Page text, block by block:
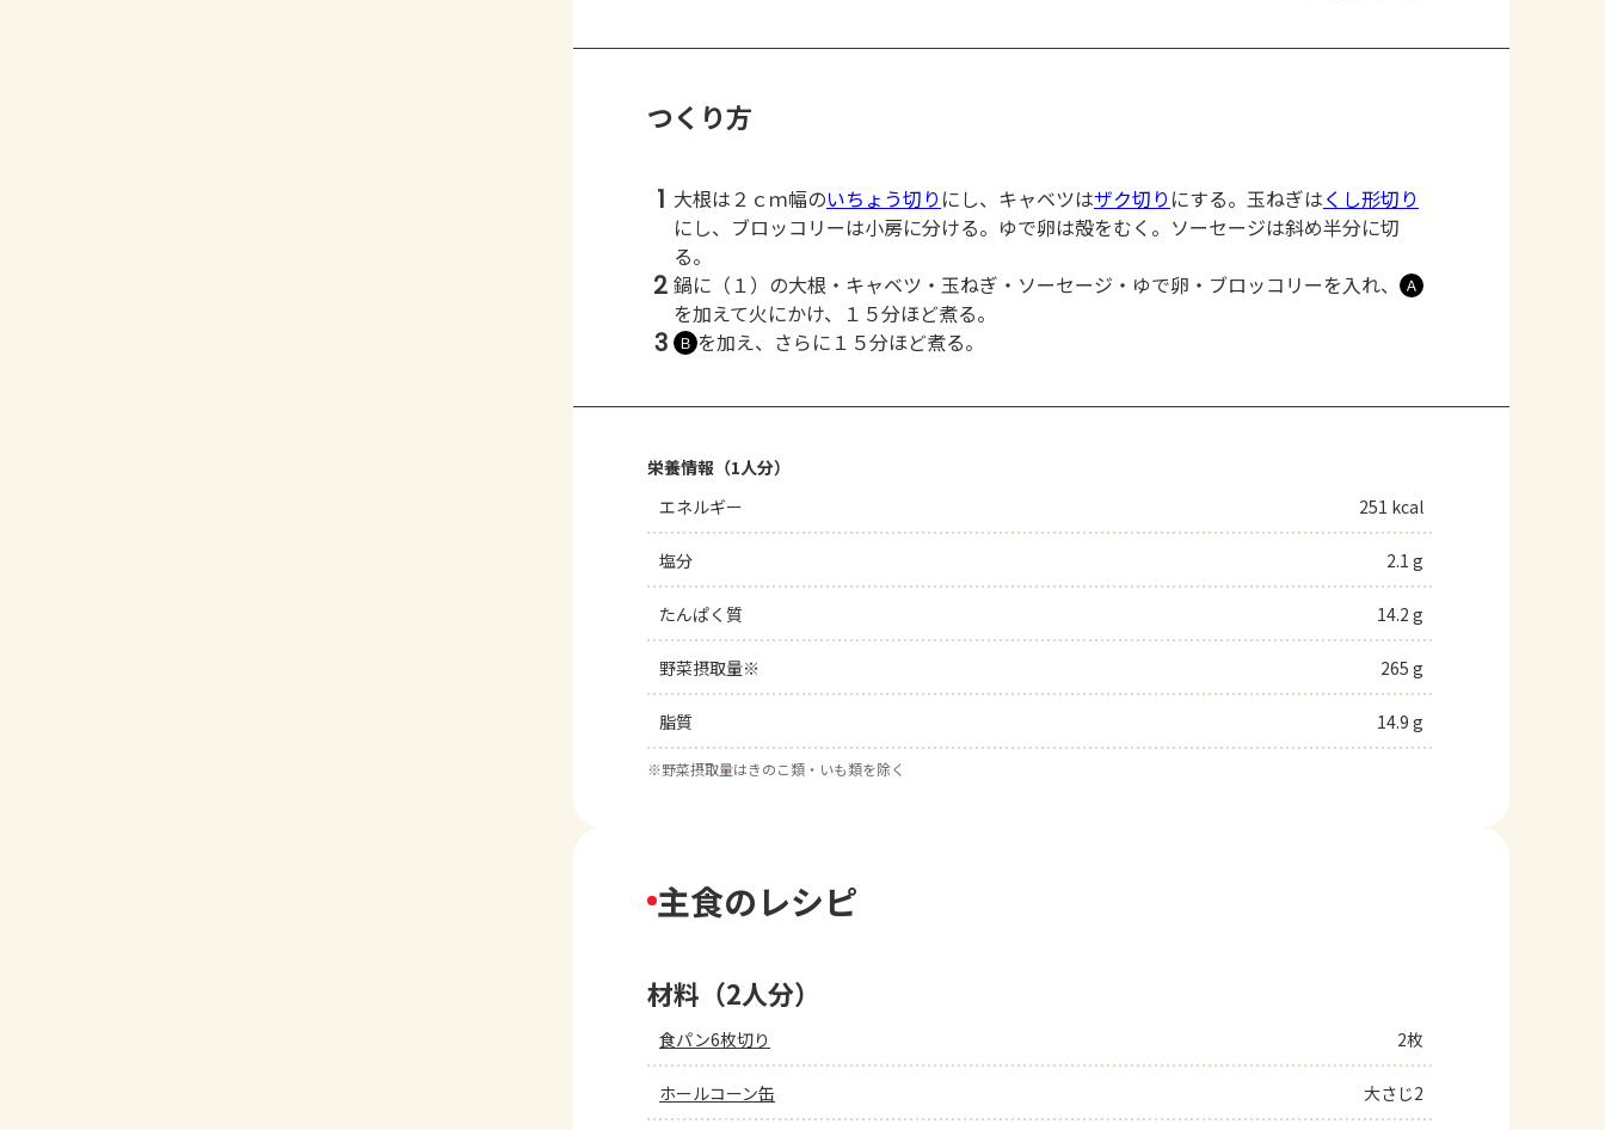
つくり方
1 大根は２ｃｍ幅のいちょう切り にし、キャベツはザク切り にする。玉ねぎはくし形切り
にし、ブロッコリーは小房に分ける。ゆで卵は殻をむく。ソーセージは斜め半分に切
る。
2 鍋に（１）の大根・キャベツ・玉ねぎ・ソーセージ・ゆで卵・ブロッコリーを入れ、 Ａ
を加えて火にかけ、１５分ほど煮る。
3 Ｂ を加え、さらに１５分ほど煮る。
栄養情報（1人分）
エネルギー
251 kcal
塩分 2.1 g
たんぱく質 14.2 g
野菜摂取量※ 265 g
脂質 14.9 g
※野菜摂取量はきのこ類・いも類を除く
主食のレシピ
材料（2人分）
食パン6枚切り 2枚
ホールコーン缶 大さじ2